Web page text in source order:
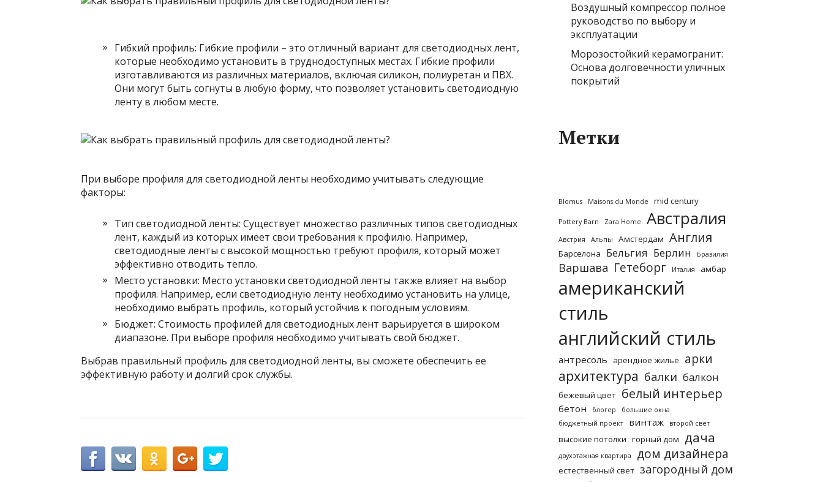
Гибкий профиль: Гибкие профили – это отличный вариант для светодиодных лент,
которые необходимо установить в труднодоступных местах. Гибкие профили
изготавливаются из различных материалов, включая силикон, полиуретан и ПВХ.
Они могут быть согнуты в любую форму, что позволяет установить светодиодную
ленту в любом месте.
При выборе профиля для светодиодной ленты необходимо учитывать следующие
факторы:
Тип светодиодной ленты: Существует множество различных типов светодиодных
лент, каждый из которых имеет свои требования к профилю. Например,
светодиодные ленты с высокой мощностью требуют профиля, который может
эффективно отводить тепло.
Место установки: Место установки светодиодной ленты также влияет на выбор
профиля. Например, если светодиодную ленту необходимо установить на улице,
необходимо выбрать профиль, который устойчив к погодным условиям.
Бюджет: Стоимость профилей для светодиодных лент варьируется в широком
диапазоне. При выборе профиля необходимо учитывать свой бюджет.
Выбрав правильный профиль для светодиодной ленты, вы сможете обеспечить ее
эффективную работу и долгий срок службы.
Воздушный компрессор полное
руководство по выбору и
эксплуатации
Морозостойкий керамогранит:
Основа долговечности уличных
покрытий
Метки
Blomus Maisons du Monde mid century
Pottery Barn Zara Home Австралия
Австрия Альпы Амстердам Англия
Барселона Бельгия Берлин Бразилия
Варшава Гетеборг Италия амбар
американский
стиль
английский стиль
антресоль арендное жилье арки
архитектура балки балкон
бежевый цвет белый интерьер
бетон блогер
большие окна
бюджетный проект
винтаж второй свет
высокие потолки горный дом дача
двухэтажная квартира дом дизайнера
естественный свет загородный дом